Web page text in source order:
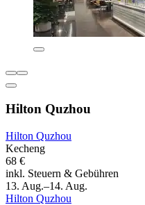
Hilton Quzhou
Hilton Quzhou
Kecheng
68 €
inkl. Steuern & Gebühren
13. Aug.–14. Aug.
Hilton Quzhou